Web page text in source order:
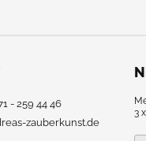
- 259 44 46
zauberkunst.de
3